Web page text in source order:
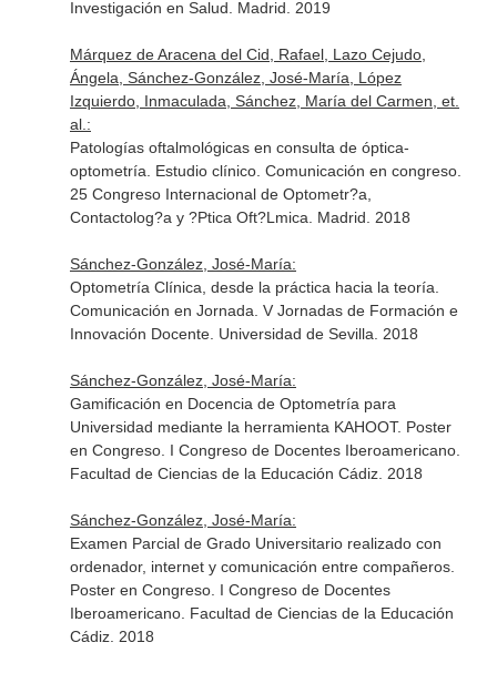
Investigación en Salud. Madrid. 2019
Márquez de Aracena del Cid, Rafael, Lazo Cejudo,
Ángela, Sánchez-González, José-María, López
Izquierdo, Inmaculada, Sánchez, María del Carmen, et.
al.:
Patologías oftalmológicas en consulta de óptica-
optometría. Estudio clínico. Comunicación en congreso.
25 Congreso Internacional de Optometr?a,
Contactolog?a y ?Ptica Oft?Lmica. Madrid. 2018
Sánchez-González, José-María:
Optometría Clínica, desde la práctica hacia la teoría.
Comunicación en Jornada. V Jornadas de Formación e
Innovación Docente. Universidad de Sevilla. 2018
Sánchez-González, José-María:
Gamificación en Docencia de Optometría para
Universidad mediante la herramienta KAHOOT. Poster
en Congreso. I Congreso de Docentes Iberoamericano.
Facultad de Ciencias de la Educación Cádiz. 2018
Sánchez-González, José-María:
Examen Parcial de Grado Universitario realizado con
ordenador, internet y comunicación entre compañeros.
Poster en Congreso. I Congreso de Docentes
Iberoamericano. Facultad de Ciencias de la Educación
Cádiz. 2018